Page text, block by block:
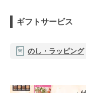
ギフトサービス
のし・ラッピング